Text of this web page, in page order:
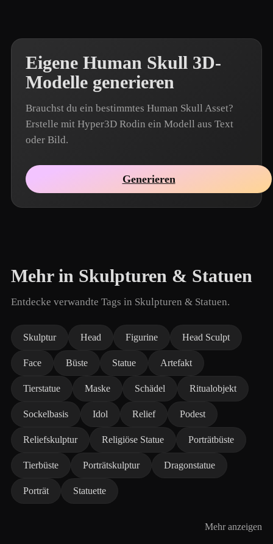
Eigene Human Skull 3D-
Modelle generieren
Brauchst du ein bestimmtes Human Skull Asset?
Erstelle mit Hyper3D Rodin ein Modell aus Text
oder Bild.
Generieren
Mehr in Skulpturen & Statuen
Entdecke verwandte Tags in Skulpturen & Statuen.
Skulptur Head Figurine Head Sculpt
Face Büste Statue Artefakt
Tierstatue Maske Schädel Ritualobjekt
Sockelbasis Idol Relief Podest
Reliefskulptur Religiöse Statue Porträtbüste
Tierbüste Porträtskulptur Dragonstatue
Porträt Statuette
Mehr anzeigen